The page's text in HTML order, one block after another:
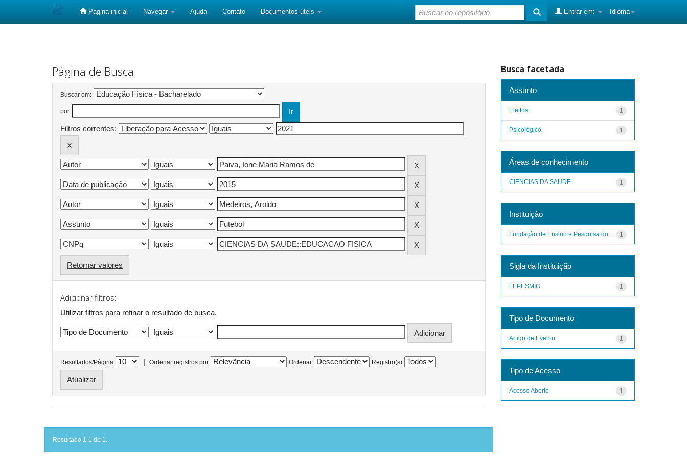
Página inicial Navegar Ajuda Contato Documentos úteis Idioma
Entrar em:
Página de Busca
Buscar em:
por
Filtros correntes:
Retornar valores
Adicionar filtros:
Utilizar filtros para refinar o resultado de busca.
Resultados/Página | Ordenar registros por Ordenar Registro(s)
Resultado 1-1 de 1.
Busca facetada
Assunto
1
Efeitos
1
Psicológico
Áreas de conhecimento
1
CIENCIAS DA SAUDE
Instituição
1
Fundação de Ensino e Pesquisa do ...
Sigla da Instituição
1
FEPESMIG
Tipo de Documento
1
Artigo de Evento
Tipo de Acesso
1
Acesso Aberto